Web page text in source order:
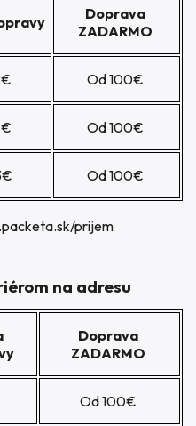
Doprava
ZADARMO
Od 100€
Od 100€
Od 100€
prijem
na adresu
Doprava
ZADARMO
Od 100€